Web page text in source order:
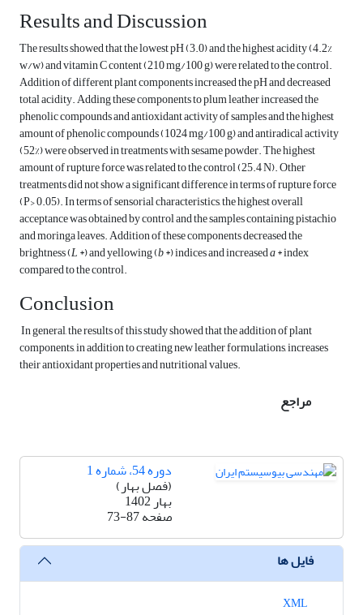
Results and Discussion
The results showed that the lowest pH (3.0) and the highest acidity (4.2%
w/w) and vitamin C content (210 mg/100 g) were related to the control.
Addition of different plant components increased the pH and decreased
total acidity. Adding these components to plum leather increased the
phenolic compounds and antioxidant activity of samples and the highest
amount of phenolic compounds (1024 mg/100 g) and anti‌radical activity
(52%) were observed in treatments with sesame powder. The highest
amount of rupture force was related to the control (25.4 N). Other
treatments did not show a significant difference in terms of rupture force
(P> 0.05). In terms of sensorial characteristics, the highest overall
acceptance was obtained by control and the samples containing pistachio
and moringa leaves. Addition of these components decreased the
brightness (L*) and yellowing (b*) indices and increaseda* index
compared to the control.
Conclusion
In general, the results of this study showed that the addition of plant
components, in addition to creating new leather formulations, increases
their antioxidant properties and nutritional values.
مراجع
دوره 54، شماره 1
(فصل بهار)
بهار 1402
صفحه73-87
فایل ها